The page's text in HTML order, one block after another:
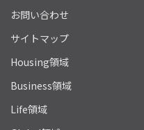
お問い合わせ
サイトマップ
Housing領域
Business領域
Life領域